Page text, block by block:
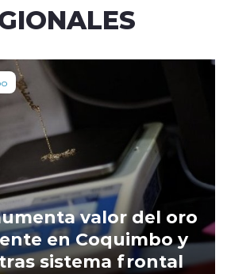
valor del oro
en Coquimbo y
sistema frontal